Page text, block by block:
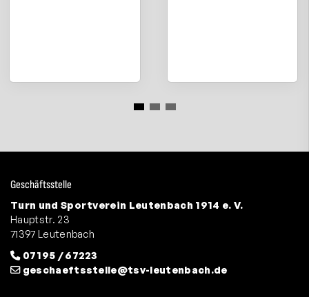
Geschäftsstelle
Turn und Sportverein Leutenbach 1914 e. V.
Hauptstr. 23
71397 Leutenbach
07195 / 67223
geschaeftsstelle@tsv-leutenbach.de